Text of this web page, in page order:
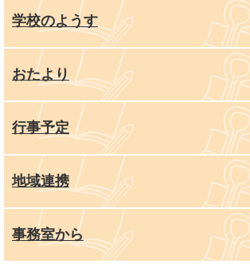
学校のようす
おたより
行事予定
地域連携
事務室から